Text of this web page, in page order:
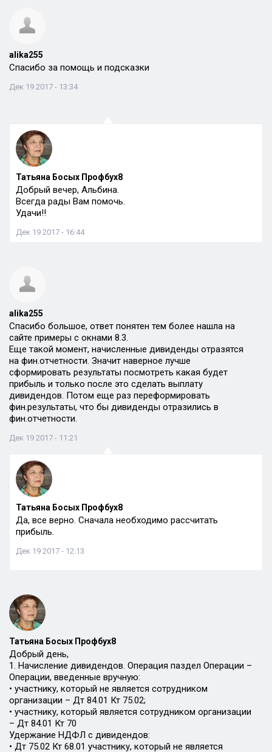
alika255
Спасибо за помощь и подсказки
Дек 19 2017 - 13:34
Татьяна Босых Профбух8
Добрый вечер, Альбина.
Всегда рады Вам помочь.
Удачи!!
Дек 19 2017 - 16:44
alika255
Спасибо большое, ответ понятен тем более нашла на
сайте примеры с окнами 8.3.
Еще такой момент, начисленные дивиденды отразятся
на фин.отчетности. Значит наверное лучше
сформировать результаты посмотреть какая будет
прибыль и только после это сделать выплату
дивидендов. Потом еще раз переформировать
фин.результаты, что бы дивиденды отразились в
фин.отчетности.
Дек 19 2017 - 11:21
Татьяна Босых Профбух8
Да, все верно. Сначала необходимо рассчитать
прибыль.
Дек 19 2017 - 12:13
Татьяна Босых Профбух8
Добрый день,
1. Начисление дивидендов. Операция паздел Операции –
Операции, введенные вручную:
• участнику, который не является сотрудником
организации – Дт 84.01 Кт 75.02;
• участнику, который является сотрудником организации
– Дт 84.01 Кт 70
Удержание НДФЛ с дивидендов:
• Дт 75.02 Кт 68.01 участнику, который не является